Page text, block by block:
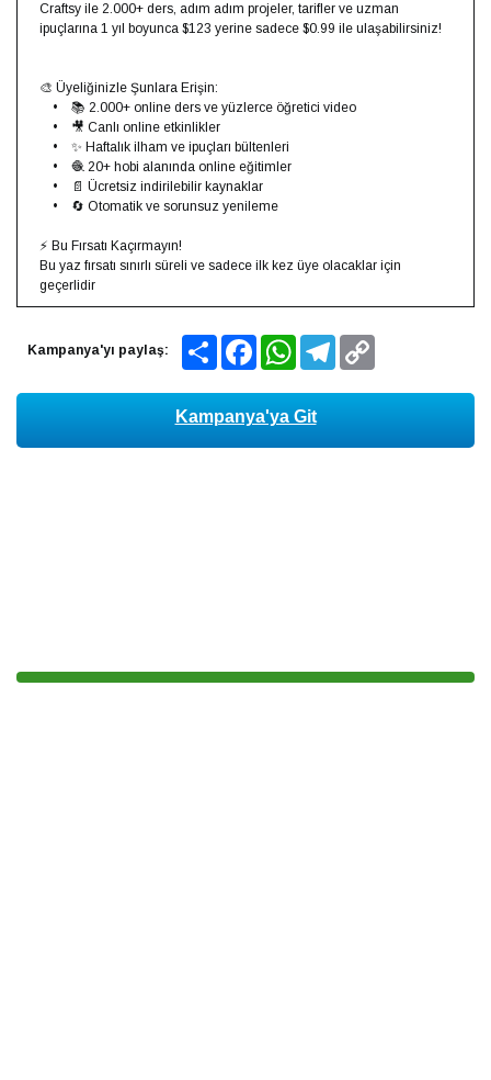
Craftsy ile 2.000+ ders, adım adım projeler, tarifler ve uzman
ipuçlarına 1 yıl boyunca $123 yerine sadece $0.99 ile ulaşabilirsiniz!
🎨 Üyeliğinizle Şunlara Erişin:
• 📚 2.000+ online ders ve yüzlerce öğretici video
• 🎥 Canlı online etkinlikler
• ✨ Haftalık ilham ve ipuçları bültenleri
• 🧶 20+ hobi alanında online eğitimler
• 📄 Ücretsiz indirilebilir kaynaklar
• 🔄 Otomatik ve sorunsuz yenileme
⚡ Bu Fırsatı Kaçırmayın!
Bu yaz fırsatı sınırlı süreli ve sadece ilk kez üye olacaklar için
geçerlidir
Kampanya'yı paylaş: Share FacebookWhatsAppTelegram
Kampanya'ya Git